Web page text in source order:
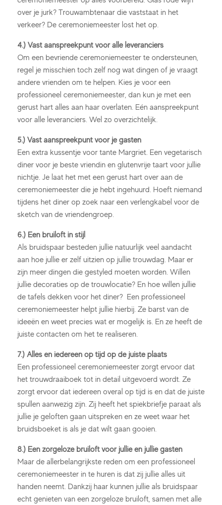
over je jurk? Trouwambtenaar die vaststaat in het
verkeer? De ceremoniemeester lost het op.
4.) Vast aanspreekpunt voor alle leveranciers
Om een bevriende ceremoniemeester te ondersteunen,
regel je misschien toch zelf nog wat dingen of je vraagt
andere vrienden om te helpen. Kies je voor een
professioneel ceremoniemeester, dan kun je met een
gerust hart alles aan haar overlaten. Eén aanspreekpunt
voor alle leveranciers. Wel zo overzichtelijk.
5.) Vast aanspreekpunt voor je gasten
Een extra kussentje voor tante Margriet. Een vegetarisch
diner voor je beste vriendin en glutenvrije taart voor jullie
nichtje. Je laat het met een gerust hart over aan de
ceremoniemeester die je hebt ingehuurd. Hoeft niemand
tijdens het diner op zoek naar een verlengkabel voor de
sketch van de vriendengroep.
6.) Een bruiloft in stijl
Als bruidspaar besteden jullie natuurlijk veel aandacht
aan hoe jullie er zelf uitzien op jullie trouwdag. Maar er
zijn meer dingen die gestyled moeten worden. Willen
jullie decoraties op de trouwlocatie? En hoe willen jullie
de tafels dekken voor het diner? Een professioneel
ceremoniemeester helpt jullie hierbij. Ze barst van de
ideeën en weet precies wat er mogelijk is. En ze heeft de
juiste contacten om het te realiseren.
7.) Alles en iedereen op tijd op de juiste plaats
Een professioneel ceremoniemeester zorgt ervoor dat
het trouwdraaiboek tot in detail uitgevoerd wordt. Ze
zorgt ervoor dat iedereen overal op tijd is en dat de juiste
spullen aanwezig zijn. Zij heeft het spiekbriefje paraat als
jullie je geloften gaan uitspreken en ze weet waar het
bruidsboeket is als je dat wilt gaan gooien.
8.) Een zorgeloze bruiloft voor jullie en jullie gasten
Maar de allerbelangrijkste reden om een professioneel
ceremoniemeester in te huren is dat zij jullie alles uit
handen neemt. Dankzij haar kunnen jullie als bruidspaar
echt genieten van een zorgeloze bruiloft, samen met alle